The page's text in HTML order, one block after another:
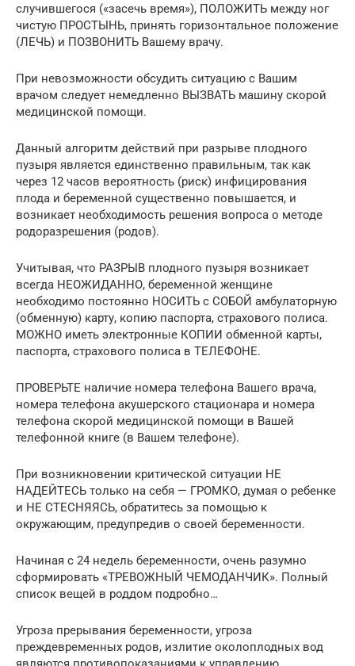
случившегося («засечь время»), ПОЛОЖИТЬ между ног
чистую ПРОСТЫНЬ, принять горизонтальное положение
(ЛЕЧЬ) и ПОЗВОНИТЬ Вашему врачу.
При невозможности обсудить ситуацию с Вашим
врачом следует немедленно ВЫЗВАТЬ машину скорой
медицинской помощи.
Данный алгоритм действий при разрыве плодного
пузыря является единственно правильным, так как
через 12 часов вероятность (риск) инфицирования
плода и беременной существенно повышается, и
возникает необходимость решения вопроса о методе
родоразрешения (родов).
Учитывая, что РАЗРЫВ плодного пузыря возникает
всегда НЕОЖИДАННО, беременной женщине
необходимо постоянно НОСИТЬ с СОБОЙ амбулаторную
(обменную) карту, копию паспорта, страхового полиса.
МОЖНО иметь электронные КОПИИ обменной карты,
паспорта, страхового полиса в ТЕЛЕФОНЕ.
ПРОВЕРЬТЕ наличие номера телефона Вашего врача,
номера телефона акушерского стационара и номера
телефона скорой медицинской помощи в Вашей
телефонной книге (в Вашем телефоне).
При возникновении критической ситуации НЕ
НАДЕЙТЕСЬ только на себя — ГРОМКО, думая о ребенке
и НЕ СТЕСНЯЯСЬ, обратитесь за помощью к
окружающим, предупредив о своей беременности.
Начиная с 24 недель беременности, очень разумно
сформировать «ТРЕВОЖНЫЙ ЧЕМОДАНЧИК». Полный
список вещей в роддом подробно…
Угроза прерывания беременности, угроза
преждевременных родов, излитие околоплодных вод